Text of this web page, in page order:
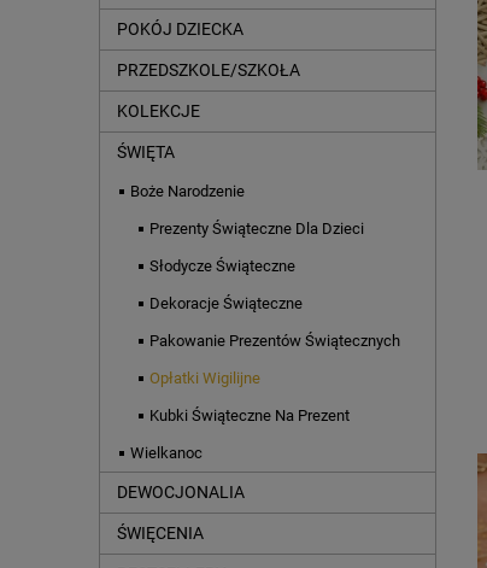
POKÓJ DZIECKA
PRZEDSZKOLE/SZKOŁA
KOLEKCJE
ŚWIĘTA
Boże Narodzenie
Prezenty Świąteczne Dla Dzieci
Słodycze Świąteczne
Dekoracje Świąteczne
Pakowanie Prezentów Świątecznych
Opłatki Wigilijne
Kubki Świąteczne Na Prezent
Wielkanoc
DEWOCJONALIA
ŚWIĘCENIA